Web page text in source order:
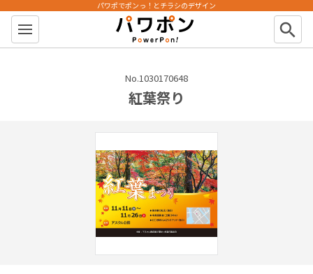
パワポン
パワポでポンっ！とチラシのデザイン
search
No.1030170648
紅葉祭り